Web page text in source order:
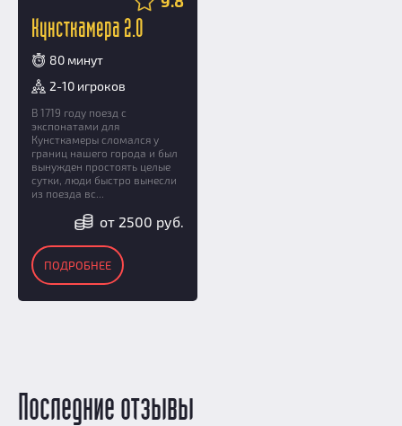
Кунсткамера 2.0
80 минут
2-10 игроков
В 1719 году поезд с
экспонатами для
Кунсткамеры сломался у
границ нашего города и был
вынужден простоять целые
сутки, люди быстро вынесли
из поезда вс...
от 2500 руб.
ПОДРОБНЕЕ
Последние отзывы